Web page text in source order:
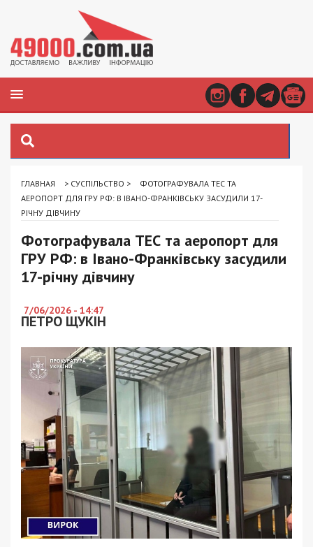
ГЛАВНАЯ > СУСПІЛЬСТВО >
ФОТОГРАФУВАЛА ТЕС ТА
АЕРОПОРТ ДЛЯ ГРУ РФ: В ІВАНО-ФРАНКІВСЬКУ ЗАСУДИЛИ 17-
РІЧНУ ДІВЧИНУ
Фотографувала ТЕС та аеропорт для
ГРУ РФ: в Івано-Франківську засудили
17-річну дівчину
7/06/2026 - 14:47
ПЕТРО ЩУКІН